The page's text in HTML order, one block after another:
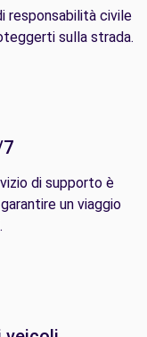
responsabilità civile
sulla strada.
di supporto è
un viaggio